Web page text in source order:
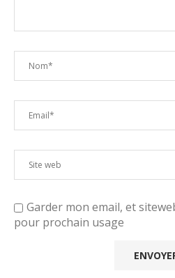
Garder mon email, et
pour prochain usage